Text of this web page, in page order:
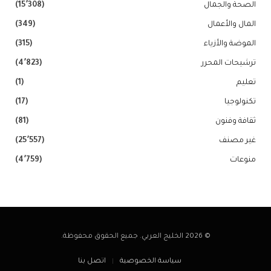
الصحة والجمال (15٬308)
المال والأعمال (349)
الموضة والأزياء (315)
ترشيحات المحرر (4٬823)
تعليم (1)
تكنولوجيا (17)
ثقافة وفنون (81)
غير مصنف (25٬557)
منوعات (4٬759)
© 2026 الخليج العربي. جميع الحقوق محفوظة.
سياسة الخصوصية اتصل بنا